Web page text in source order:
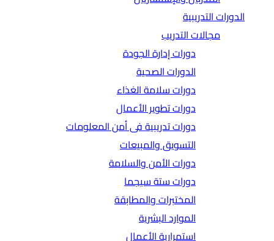
الدورات التدريبية
مجالات التدريب
دورات إدارة الجودة
الدورات الصحية
دورات سلامة الغذاء
دورات تطوير الأعمال
دورات تدريبية فى أمن المعلومات
التسويق والمبيعات
دورات الأمن والسلامة
دورات ستة سيجما
المختبرات والمطابقة
الموارد البشرية
استمرارية الأعمال